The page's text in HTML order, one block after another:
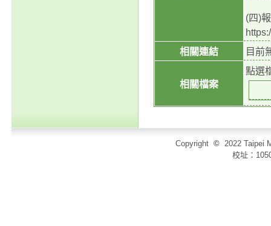
(四)
相關連結
目前
相關檔案
點選
Copyright © 2022 Taipei
校址：